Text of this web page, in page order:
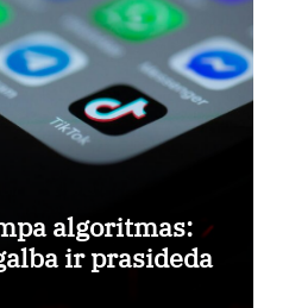
algoritmas:
ir prasideda